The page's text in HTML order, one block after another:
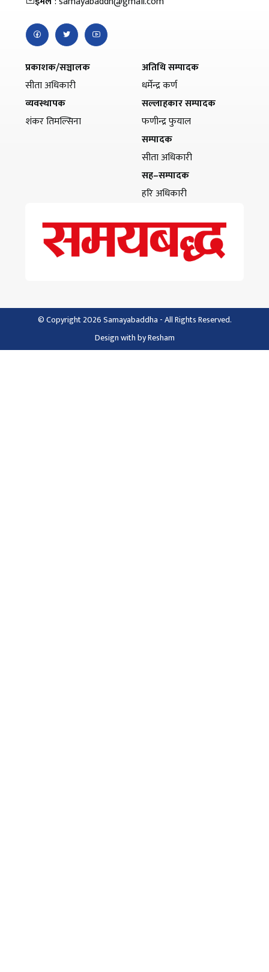
प्रकाशक/सञ्चालक
सीता अधिकारी
व्यवस्थापक
शंकर तिमल्सिना
अतिथि सम्पादक
धर्मेन्द्र कर्ण
सल्लाहकार सम्पादक
फणीन्द्र फुयाल
सम्पादक
सीता अधिकारी
सह–सम्पादक
हरि अधिकारी
© Copyright 2026 Samayabaddha - All Rights Reserved.
Design withbyResham